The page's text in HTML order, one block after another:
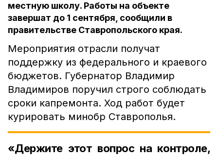
местную школу. Работы на объекте
завершат до 1 сентября, сообщили в
правительстве Ставропольского края.
Мероприятия отрасли получат
поддержку из федерального и краевого
бюджетов. Губернатор Владимир
Владимиров поручил строго соблюдать
сроки капремонта. Ход работ будет
курировать минобр Ставрополья.
«Держите этот вопрос на контроле,